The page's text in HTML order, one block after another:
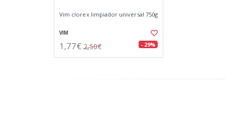
Vim clorex limpiador universal 750g
VIM
1,77€ 2,50€ - 29%